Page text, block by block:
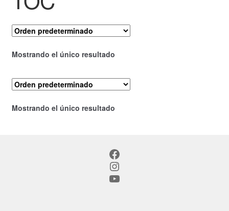
Mostrando el único resultado
Mostrando el único resultado
Facebook
Instagram
YouTube